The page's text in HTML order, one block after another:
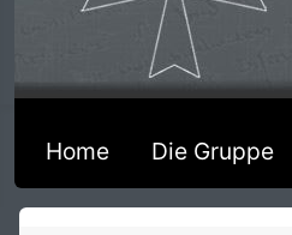
Home Die Gruppe